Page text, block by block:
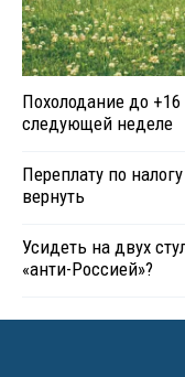
Похолодание до
следующей неделе
Переплату по
вернуть
Усидеть на двух
«анти-Россией»?